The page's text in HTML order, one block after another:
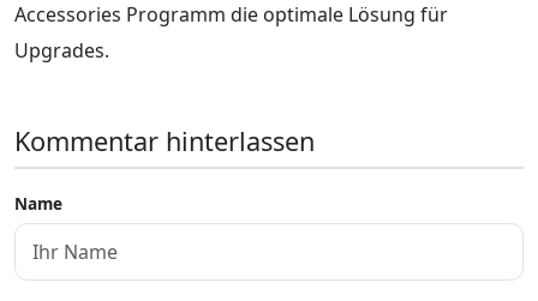
Accessories Programm die optimale Lösung für
Upgrades.
Kommentar hinterlassen
Name